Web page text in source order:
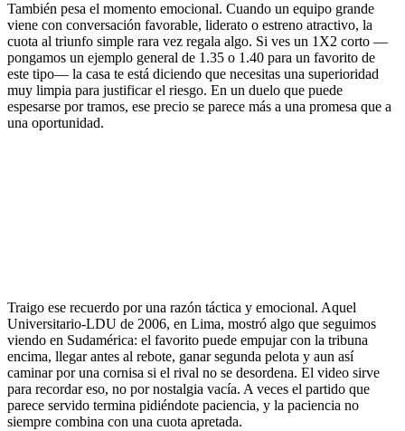
También pesa el momento emocional. Cuando un equipo grande
viene con conversación favorable, liderato o estreno atractivo, la
cuota al triunfo simple rara vez regala algo. Si ves un 1X2 corto —
pongamos un ejemplo general de 1.35 o 1.40 para un favorito de
este tipo— la casa te está diciendo que necesitas una superioridad
muy limpia para justificar el riesgo. En un duelo que puede
espesarse por tramos, ese precio se parece más a una promesa que a
una oportunidad.
Traigo ese recuerdo por una razón táctica y emocional. Aquel
Universitario-LDU de 2006, en Lima, mostró algo que seguimos
viendo en Sudamérica: el favorito puede empujar con la tribuna
encima, llegar antes al rebote, ganar segunda pelota y aun así
caminar por una cornisa si el rival no se desordena. El video sirve
para recordar eso, no por nostalgia vacía. A veces el partido que
parece servido termina pidiéndote paciencia, y la paciencia no
siempre combina con una cuota apretada.